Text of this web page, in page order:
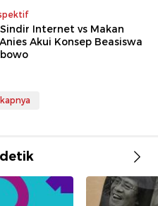
Internet vs Makan
Akui Konsep Beasiswa